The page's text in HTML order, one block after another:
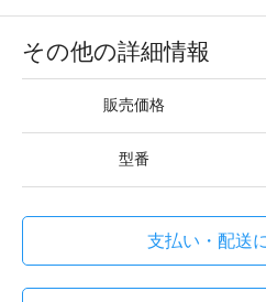
その他の詳細情報
販売価格
型番
支払い・配送